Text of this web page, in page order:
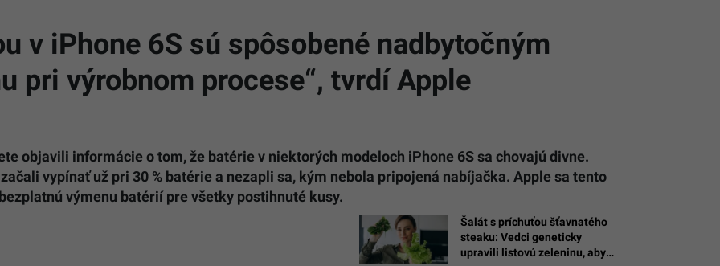
v iPhone 6S sú spôsobené nadbytočným
pri výrobnom procese“, tvrdí Apple
objavili informácie o tom, že batérie v niektorých modeloch iPhone 6S sa chovajú divne.
vypínať už pri 30 % batérie a nezapli sa, kým nebola pripojená nabíjačka. Apple sa tento
výmenu batérií pre všetky postihnuté kusy.
Šalát s príchuťou šťavnatého
steaku: Vedci geneticky
upravili listovú zeleninu, aby